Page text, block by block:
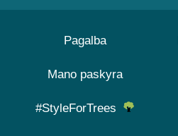
Pagalba
Mano paskyra
#StyleForTrees